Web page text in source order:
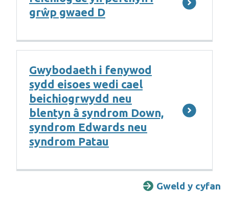
grŵp gwaed D
Gwybodaeth i fenywod
sydd eisoes wedi cael
beichiogrwydd neu
blentyn â syndrom Down,
syndrom Edwards neu
syndrom Patau
Gweld y cyfan